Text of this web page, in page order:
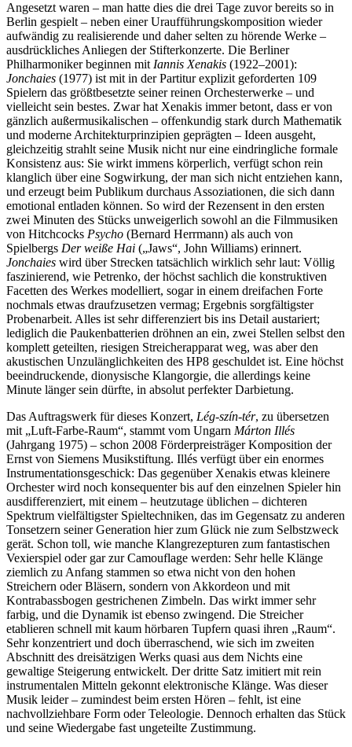
Angesetzt waren – man hatte dies die drei Tage zuvor bereits so in
Berlin gespielt – neben einer Uraufführungskomposition wieder
aufwändig zu realisierende und daher selten zu hörende Werke –
ausdrückliches Anliegen der Stifterkonzerte. Die Berliner
Philharmoniker beginnen mit Iannis Xenakis (1922–2001):
Jonchaies (1977) ist mit in der Partitur explizit geforderten 109
Spielern das größtbesetzte seiner reinen Orchesterwerke – und
vielleicht sein bestes. Zwar hat Xenakis immer betont, dass er von
gänzlich außermusikalischen – offenkundig stark durch Mathematik
und moderne Architekturprinzipien geprägten – Ideen ausgeht,
gleichzeitig strahlt seine Musik nicht nur eine eindringliche formale
Konsistenz aus: Sie wirkt immens körperlich, verfügt schon rein
klanglich über eine Sogwirkung, der man sich nicht entziehen kann,
und erzeugt beim Publikum durchaus Assoziationen, die sich dann
emotional entladen können. So wird der Rezensent in den ersten
zwei Minuten des Stücks unweigerlich sowohl an die Filmmusiken
von Hitchcocks Psycho (Bernard Herrmann) als auch von
Spielbergs Der weiße Hai („Jaws“, John Williams) erinnert.
Jonchaies wird über Strecken tatsächlich wirklich sehr laut: Völlig
faszinierend, wie Petrenko, der höchst sachlich die konstruktiven
Facetten des Werkes modelliert, sogar in einem dreifachen Forte
nochmals etwas draufzusetzen vermag; Ergebnis sorgfältigster
Probenarbeit. Alles ist sehr differenziert bis ins Detail austariert;
lediglich die Paukenbatterien dröhnen an ein, zwei Stellen selbst den
komplett geteilten, riesigen Streicherapparat weg, was aber den
akustischen Unzulänglichkeiten des HP8 geschuldet ist. Eine höchst
beeindruckende, dionysische Klangorgie, die allerdings keine
Minute länger sein dürfte, in absolut perfekter Darbietung.
Das Auftragswerk für dieses Konzert, Lég-szín-tér, zu übersetzen
mit „Luft-Farbe-Raum“, stammt vom Ungarn Márton Illés
(Jahrgang 1975) – schon 2008 Förderpreisträger Komposition der
Ernst von Siemens Musikstiftung. Illés verfügt über ein enormes
Instrumentationsgeschick: Das gegenüber Xenakis etwas kleinere
Orchester wird noch konsequenter bis auf den einzelnen Spieler hin
ausdifferenziert, mit einem – heutzutage üblichen – dichteren
Spektrum vielfältigster Spieltechniken, das im Gegensatz zu anderen
Tonsetzern seiner Generation hier zum Glück nie zum Selbstzweck
gerät. Schon toll, wie manche Klangrezepturen zum fantastischen
Vexierspiel oder gar zur Camouflage werden: Sehr helle Klänge
ziemlich zu Anfang stammen so etwa nicht von den hohen
Streichern oder Bläsern, sondern von Akkordeon und mit
Kontrabassbogen gestrichenen Zimbeln. Das wirkt immer sehr
farbig, und die Dynamik ist ebenso zwingend. Die Streicher
etablieren schnell mit kaum hörbaren Tupfern quasi ihren „Raum“.
Sehr konzentriert und doch überraschend, wie sich im zweiten
Abschnitt des dreisätzigen Werks quasi aus dem Nichts eine
gewaltige Steigerung entwickelt. Der dritte Satz imitiert mit rein
instrumentalen Mitteln gekonnt elektronische Klänge. Was dieser
Musik leider – zumindest beim ersten Hören – fehlt, ist eine
nachvollziehbare Form oder Teleologie. Dennoch erhalten das Stück
und seine Wiedergabe fast ungeteilte Zustimmung.